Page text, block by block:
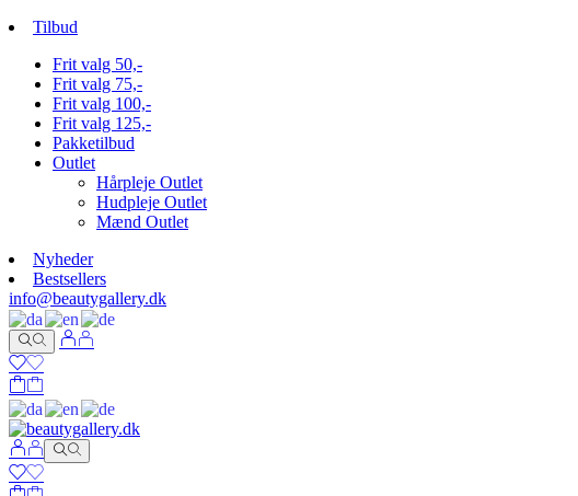
Tilbud
Frit valg 50,-
Frit valg 75,-
Frit valg 100,-
Frit valg 125,-
Pakketilbud
Outlet
Hårpleje Outlet
Hudpleje Outlet
Mænd Outlet
Nyheder
Bestsellers
info@beautygallery.dk